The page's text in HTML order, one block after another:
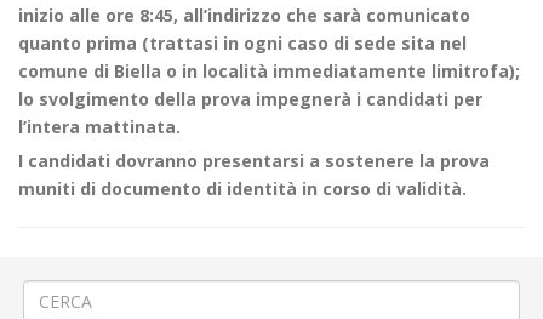
inizio alle ore 8:45, all’indirizzo che sarà comunicato
quanto prima (trattasi in ogni caso di sede sita nel
comune di Biella o in località immediatamente limitrofa);
lo svolgimento della prova impegnerà i candidati per
l’intera mattinata.
I candidati dovranno presentarsi a sostenere la prova
muniti di documento di identità in corso di validità.